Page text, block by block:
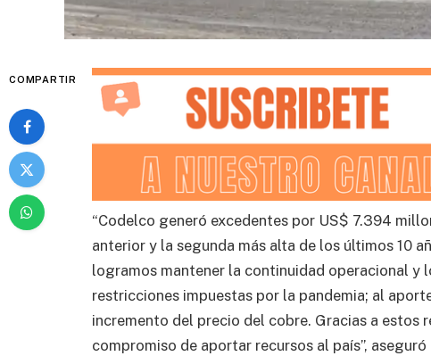
COMPARTIR
“Codelco generó excedentes por US$ 7.394
anterior y la segunda más alta de los últimos 10
logramos mantener la continuidad operacional y
restricciones impuestas por la pandemia; al
incremento del precio del cobre. Gracias a estos
compromiso de aportar recursos al país”,